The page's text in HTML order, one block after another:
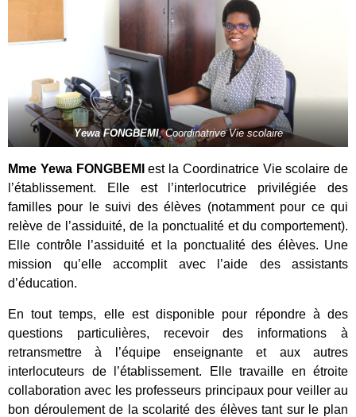
Yewa FONGBEMI, Coordinatrive Vie scolaire
Mme Yewa FONGBEMI est la Coordinatrice Vie scolaire de
l’établissement. Elle est l’interlocutrice privilégiée des
familles pour le suivi des élèves (notamment pour ce qui
relève de l’assiduité, de la ponctualité et du comportement).
Elle contrôle l’assiduité et la ponctualité des élèves. Une
mission qu’elle accomplit avec l’aide des assistants
d’éducation.
En tout temps, elle est disponible pour répondre à des
questions particulières, recevoir des informations à
retransmettre à l’équipe enseignante et aux autres
interlocuteurs de l’établissement. Elle travaille en étroite
collaboration avec les professeurs principaux pour veiller au
bon déroulement de la scolarité des élèves tant sur le plan